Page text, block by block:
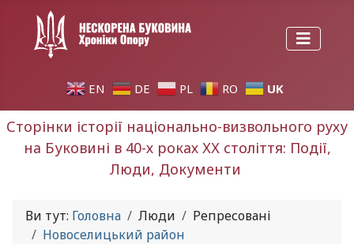
EN DE PL RO UK
Сторінки історії національно-визвольного руху
на Буковині в 40-х роках ХХ століття: Події,
Люди, Документи
Ви тут: Головна Люди
Репресовані
Новоселицький район